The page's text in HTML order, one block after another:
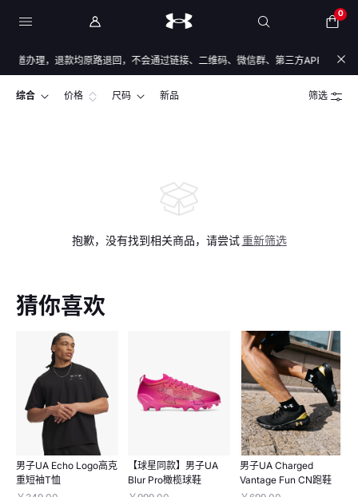
0
办理，退款均原路退回，不会通过链接、二维码、微信群、第三方APP或
综合 价格 尺码 新品 筛选
抱歉，没有找到相关商品，请尝试 重新筛选
猜你喜欢
男子UA Echo Logo高克
重短袖T恤
【球星同款】男子UA
Blur Pro橄榄球鞋
男子UA Charged
Vantage Fun CN跑鞋